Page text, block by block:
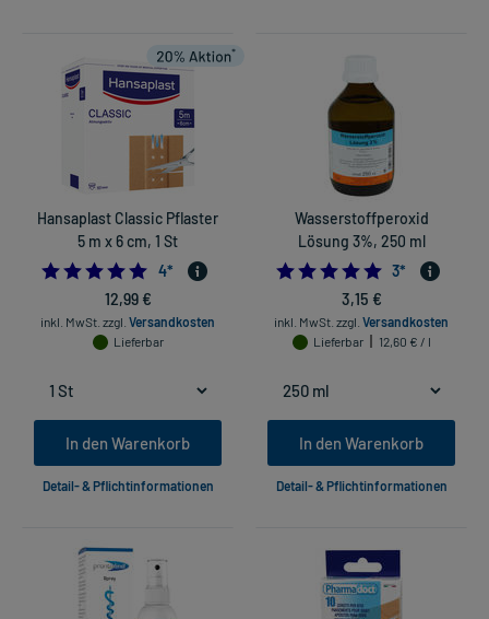
Hansaplast Classic Pflaster
5 m x 6 cm, 1 St
5.0
4*
12,99 €
inkl. MwSt. zzgl. Versandkosten
Lieferbar
In den Warenkorb
Detail- & Pflichtinformationen
Wasserstoffperoxid
Lösung 3%, 250 ml
5.0
3*
3,15 €
inkl. MwSt. zzgl. Versandkosten
Lieferbar
12,60 € / l
In den Warenkorb
Detail- & Pflichtinformationen